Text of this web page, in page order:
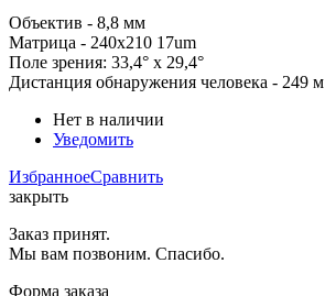
Объектив - 8,8 мм
Матрица - 240x210 17um
Поле зрения: 33,4° x 29,4°
Дистанция обнаружения человека - 249 м
Нет в наличии
Уведомить
ИзбранноеСравнить
закрыть
Заказ принят.
Мы вам позвоним. Спасибо.
Форма заказа